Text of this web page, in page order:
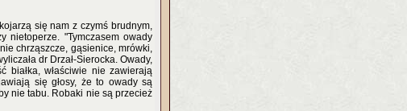
się nam z czymś brudnym,
nietoperze. "Tymczasem owady
chrząszcze, gąsienice, mrówki,
dr Drzał-Sierocka. Owady,
białka, właściwie nie zawierają
się głosy, że to owady są
nie tabu. Robaki nie są przecież